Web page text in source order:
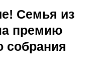
Семья из
премию
собрания